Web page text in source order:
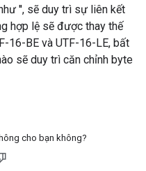
'', sẽ duy trì sự liên kết
hợp lệ sẽ được thay thế
16-BE và UTF-16-LE, bất
sẽ duy trì căn chỉnh byte
cho bạn không?